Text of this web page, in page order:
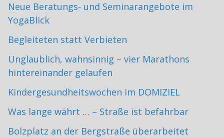
Neue Beratungs- und Seminarangebote im
YogaBlick
Begleiteten statt Verbieten
Unglaublich, wahnsinnig – vier Marathons
hintereinander gelaufen
Kindergesundheitswochen im DOMIZIEL
Was lange währt … – Straße ist befahrbar
Bolzplatz an der Bergstraße überarbeitet